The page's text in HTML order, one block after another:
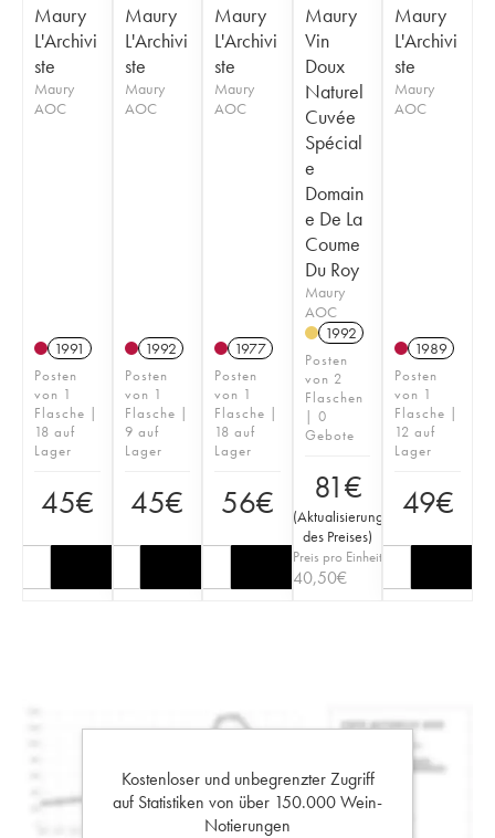
Maury
L'Archivi
ste
Maury
AOC
1991
Posten
von 1
Flasche |
18 auf
Lager
45€
Maury
L'Archivi
ste
Maury
AOC
1992
Posten
von 1
Flasche |
9 auf
Lager
45€
Maury
L'Archivi
ste
Maury
AOC
1977
Posten
von 1
Flasche |
18 auf
Lager
56€
Maury
Vin
Doux
Naturel
Cuvée
Spécial
e
Domain
e De La
Coume
Du Roy
Maury
AOC
1992
Posten
von 2
Flaschen
| 0
Gebote
81€
(Aktualisierung
des Preises)
Preis pro Einheit
40,50€
Maury
L'Archivi
ste
Maury
AOC
1989
Posten
von 1
Flasche |
12 auf
Lager
49€
Kostenloser und unbegrenzter Zugriff
auf Statistiken von über 150.000 Wein-
Notierungen